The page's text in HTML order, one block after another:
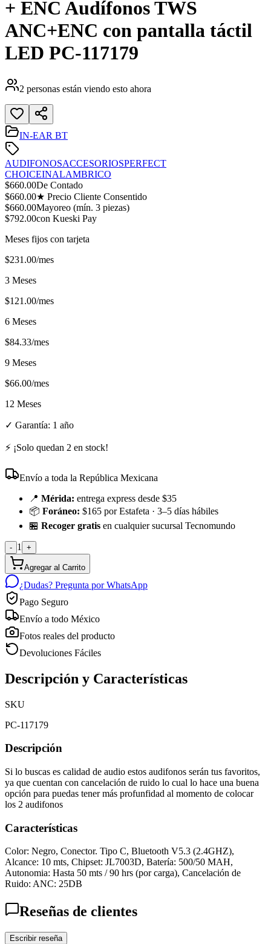
+ ENC Audífonos TWS
ANC+ENC con pantalla táctil
LED PC-117179
2 personas están viendo esto ahora
IN-EAR BT
AUDIFONOSACCESORIOSPERFECT
CHOICEINALAMBRICO
$660.00De Contado
$660.00★ Precio Cliente Consentido
$660.00Mayoreo (mín. 3 piezas)
$792.00con Kueski Pay
Meses fijos con tarjeta
$231.00/mes
3 Meses
$121.00/mes
6 Meses
$84.33/mes
9 Meses
$66.00/mes
12 Meses
✓ Garantía: 1 año
⚡ ¡Solo quedan 2 en stock!
Envío a toda la República Mexicana
📍 Mérida: entrega express desde $35
📦 Foráneo: $165 por Estafeta · 3–5 días hábiles
🏪 Recoger gratis en cualquier sucursal Tecnomundo
- 1 +
Agregar al Carrito
¿Dudas? Pregunta por WhatsApp
Pago Seguro
Envío a todo México
Fotos reales del producto
Devoluciones Fáciles
Descripción y Características
SKU
PC-117179
Descripción
Si lo buscas es calidad de audio estos audifonos serán tus favoritos,
ya que cuentan con cancelación de ruido lo cual lo hace una buena
opción para puedas tener más profunfidad al momento de colocar
los 2 audifonos
Características
Color: Negro, Conector. Tipo C, Bluetooth V5.3 (2.4GHZ),
Alcance: 10 mts, Chipset: JL7003D, Batería: 500/50 MAH,
Autonomia: Hasta 50 mts / 90 hrs (por carga), Cancelación de
Ruido: ANC: 25DB
Reseñas de clientes
Escribir reseña